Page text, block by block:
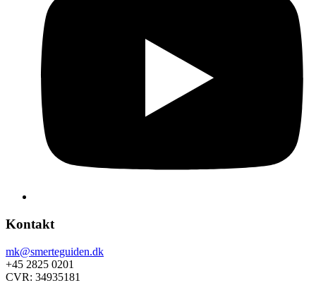
Kontakt
mk@smerteguiden.dk
+45 2825 0201
CVR: 34935181